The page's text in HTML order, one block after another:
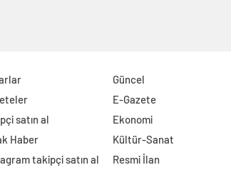
satın al
Haber
takipçi satın al
Güncel
E-Gazete
Ekonomi
Kültür-Sanat
Resmi İlan